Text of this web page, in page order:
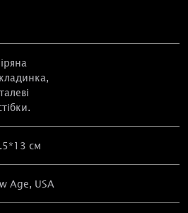
см
Age, USA